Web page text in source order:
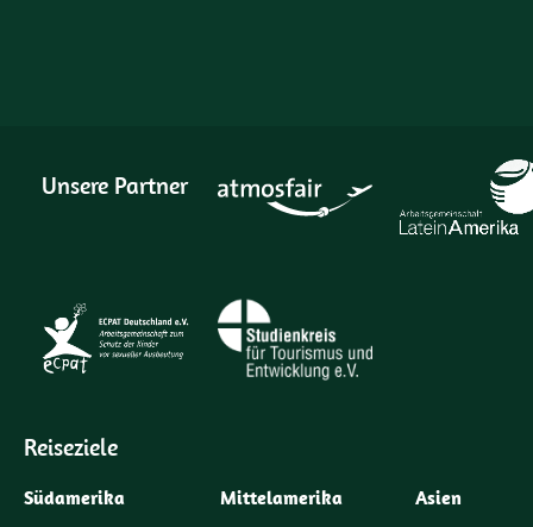
Unsere Partner
Reiseziele
Südamerika Mittelamerika Asien